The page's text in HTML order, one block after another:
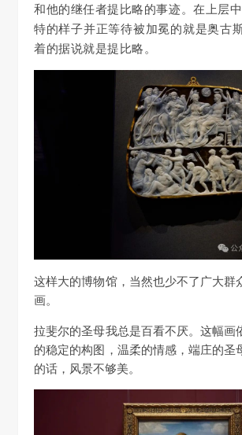
和他的继任者提比略的事迹。在上层
特的样子并正等待被加冕的就是奥古
着的据说就是提比略。
这样大的博物馆，当然也少不了广大群
画。
拉斐尔的圣母我总是百看不厌。这幅画
的稳定的构图，温柔的情感，端庄的圣
的话，风景不够美。